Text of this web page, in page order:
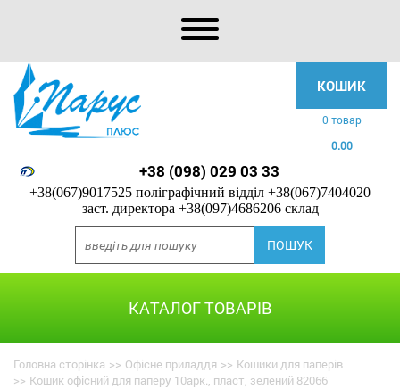
КОШИК
0 товар
0.00
+38 (098) 029 03 33
+38(067)9017525 поліграфічний відділ +38(067)7404020
заст. директора +38(097)4686206 склад
КАТАЛОГ ТОВАРІВ
Головна сторінка >> Офісне приладдя >> Кошики для паперів
>> Кошик офісний для паперу 10арк., пласт, зелений 82066